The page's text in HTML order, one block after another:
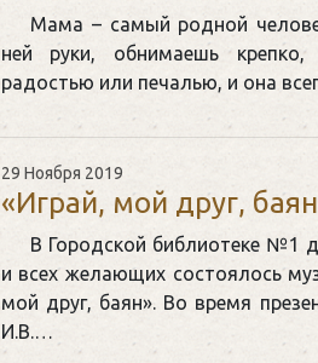
Мама – самый родной
ней руки, обнимаешь
радостью или печалью, и она
29 Ноября 2019
«Играй, мой друг,
В Городской библиотеке №1
и всех желающих состоялось
мой друг, баян». Во время
И.В.…